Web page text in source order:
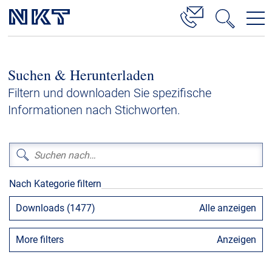
Hochspannung
Kabelservice
Niederspannung
Kabelgarnituren
Referenzen
Downloads
Presse & Events
Suchen & Herunterladen
Filtern und downloaden Sie spezifische
Informationen nach Stichworten.
Nach Kategorie filtern
Downloads (1477) Alle anzeigen
More filters Anzeigen